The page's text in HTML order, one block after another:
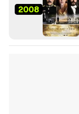
2008